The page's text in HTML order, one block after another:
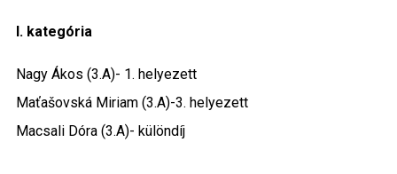
Sport
Kapcsolat
I. kategória
Nagy Ákos (3.A)- 1. helyezett
Maťašovská Miriam (3.A)-3. helyezett
Macsali Dóra (3.A)- különdíj